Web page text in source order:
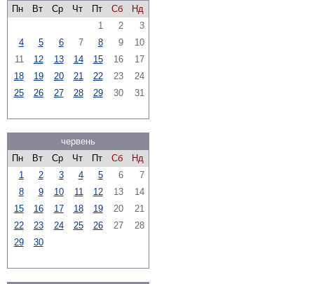
Пн
Вт Ср Чт Пт Сб
Нд
1
2
3
4
5 6 7 8 9
10
11
12 13 14 15 16
17
18
19 20 21 22 23
24
25
26 27 28 29 30 31
червень
Пн
Вт Ср Чт Пт Сб
Нд
1
2 3 4 5 6
7
8
9 10 11 12 13
14
15
16 17 18 19 20
21
22
23 24 25 26 27
28
29
30